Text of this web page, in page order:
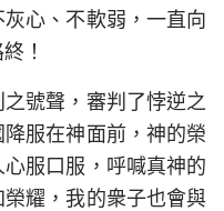
心、不軟弱，一直向
！
號聲，審判了悖逆之
服在神面前，神的榮
服口服，呼喊真神的
耀，我的衆子也會與